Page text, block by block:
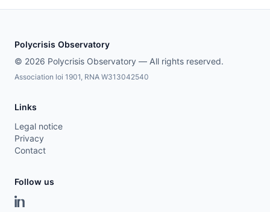
Polycrisis Observatory
© 2026 Polycrisis Observatory — All rights reserved.
Association loi 1901, RNA W313042540
Links
Legal notice
Privacy
Contact
Follow us